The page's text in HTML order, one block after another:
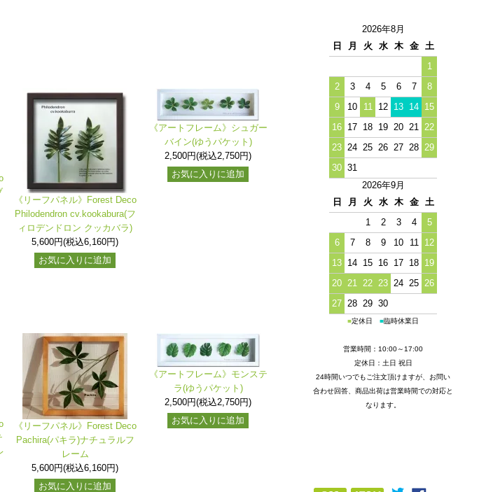
《リーフパネル》Forest Deco
Philodendron cv.kookabura(フ
ィロデンドロン クッカバラ)
5,600円(税込6,160円)
お気に入りに追加
《アートフレーム》シュガー
バイン(ゆうパケット)
2,500円(税込2,750円)
お気に入りに追加
《リーフパネル》Forest Deco
Pachira(パキラ)ナチュラルフ
レーム
5,600円(税込6,160円)
お気に入りに追加
《アートフレーム》モンステ
ラ(ゆうパケット)
2,500円(税込2,750円)
お気に入りに追加
2026年8月
日
月 火 水 木 金
土
1
2
3 4 5 6 7
8
9
10 11 12 13 14 15
16 17 18 19 20 21
22
23 24 25 26 27 28 29
30 31
2026年9月
日
月 火 水 木 金
土
1
2 3 4
5
6
7 8 9 10 11
12
13 14 15 16 17 18 19
20 21 22 23 24 25 26
27 28 29 30
■定休日 ■臨時休業日
営業時間：10:00～17:00
定休日：土日 祝日
24時間いつでもご注文頂けますが、お問い
合わせ回答、商品出荷は営業時間での対応と
なります。